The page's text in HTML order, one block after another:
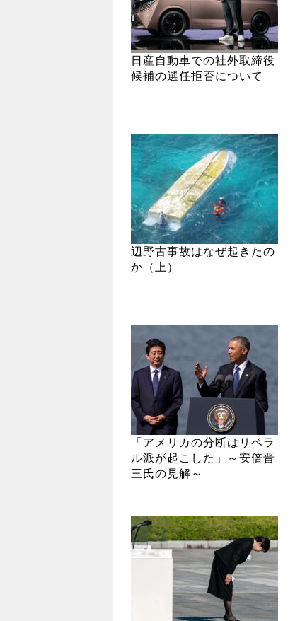
日産自動車での社外取締役
候補の選任拒否について
辺野古事故はなぜ起きたの
か（上）
「アメリカの分断はリベラ
ル派が起こした」～安倍晋
三氏の見解～